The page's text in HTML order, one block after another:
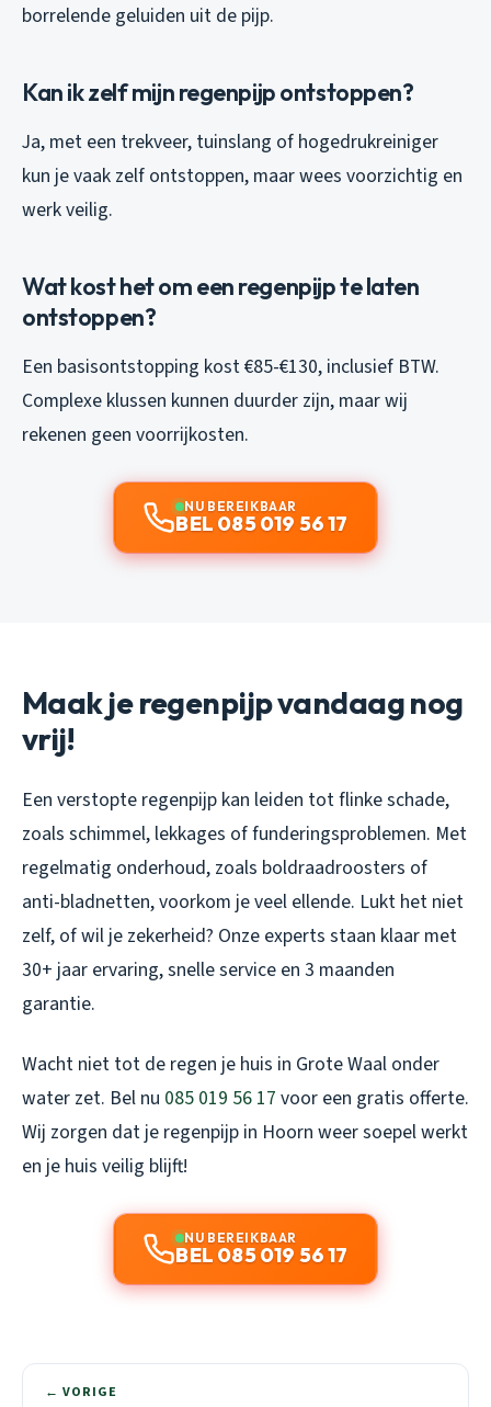
borrelende geluiden uit de pijp.
Kan ik zelf mijn regenpijp ontstoppen?
Ja, met een trekveer, tuinslang of hogedrukreiniger
kun je vaak zelf ontstoppen, maar wees voorzichtig en
werk veilig.
Wat kost het om een regenpijp te laten
ontstoppen?
Een basisontstopping kost €85-€130, inclusief BTW.
Complexe klussen kunnen duurder zijn, maar wij
rekenen geen voorrijkosten.
NU BEREIKBAAR
BEL 085 019 56 17
Maak je regenpijp vandaag nog
vrij!
Een verstopte regenpijp kan leiden tot flinke schade,
zoals schimmel, lekkages of funderingsproblemen. Met
regelmatig onderhoud, zoals boldraadroosters of
anti-bladnetten, voorkom je veel ellende. Lukt het niet
zelf, of wil je zekerheid? Onze experts staan klaar met
30+ jaar ervaring, snelle service en 3 maanden
garantie.
Wacht niet tot de regen je huis in Grote Waal onder
water zet. Bel nu 085 019 56 17 voor een gratis offerte.
Wij zorgen dat je regenpijp in Hoorn weer soepel werkt
en je huis veilig blijft!
NU BEREIKBAAR
BEL 085 019 56 17
← VORIGE